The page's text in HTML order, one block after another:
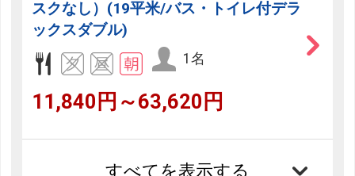
スクなし）(19平米/バス・トイレ付デラ
ックスダブル)
1名
11,840円～63,620円
すべてを表示する